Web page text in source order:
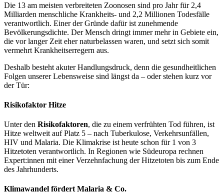
Die 13 am meisten verbreiteten Zoonosen sind pro Jahr für 2,4
Milliarden menschliche Krankheits- und 2,2 Millionen Todesfälle
verantwortlich. Einer der Gründe dafür ist zunehmende
Bevölkerungsdichte. Der Mensch dringt immer mehr in Gebiete ein,
die vor langer Zeit eher naturbelassen waren, und setzt sich somit
vermehrt Krankheitserregern aus.
Deshalb besteht akuter Handlungsdruck, denn die gesundheitlichen
Folgen unserer Lebensweise sind längst da – oder stehen kurz vor
der Tür:
Risikofaktor Hitze
Unter den Risikofaktoren, die zu einem verfrühten Tod führen, ist
Hitze weltweit auf Platz 5 – nach Tuberkulose, Verkehrsunfällen,
HIV und Malaria. Die Klimakrise ist heute schon für 1 von 3
Hitzetoten verantwortlich. In Regionen wie Südeuropa rechnen
Expert:innen mit einer Verzehnfachung der Hitzetoten bis zum Ende
des Jahrhunderts.
Klimawandel fördert Malaria & Co.